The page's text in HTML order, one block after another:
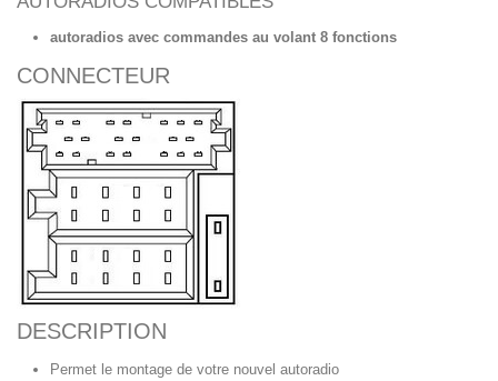
autoradios avec commandes au volant 8 fonctions
CONNECTEUR
DESCRIPTION
Permet le montage de votre nouvel autoradio